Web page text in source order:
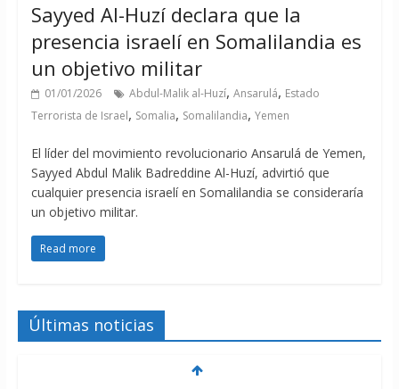
Sayyed Al-Huzí declara que la
presencia israelí en Somalilandia es
un objetivo militar
01/01/2026 Abdul-Malik al-Huzí, Ansarulá, Estado
Terrorista de Israel, Somalia, Somalilandia, Yemen
El líder del movimiento revolucionario Ansarulá de Yemen,
Sayyed Abdul Malik Badreddine Al-Huzí, advirtió que
cualquier presencia israelí en Somalilandia se consideraría
un objetivo militar.
Read more
Últimas noticias